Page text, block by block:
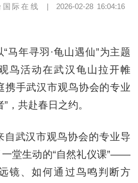
际在线 | 2026-02-28 16:04:16
年寻羽·龟山遇仙”为主题
鸟活动在武汉龟山拉开帷
携手武汉市观鸟协会的专业
，共赴春日之约。
武汉市观鸟协会的专业导
一堂生动的“自然礼仪课”——
镜、如何通过鸟鸣判断方